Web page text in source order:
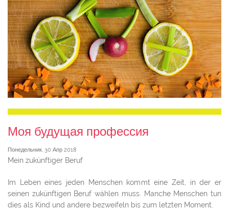
Моя будущая профессия
Понедельник, 30 Апр 2018
Mein zukünftiger Beruf
Im Leben eines jeden Menschen kommt eine Zeit, in der er
seinen zukünftigen Beruf wählen muss. Manche Menschen tun
dies als Kind und andere bezweifeln bis zum letzten Moment.